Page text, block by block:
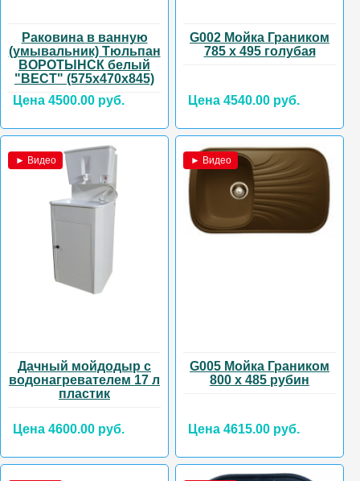
Раковина в ванную
(умывальник) Тюльпан
ВОРОТЫНСК белый
"ВЕСТ" (575х470х845)
Цена 4500.00 руб.
G002 Мойка Граником
785 х 495 голубая
Цена 4540.00 руб.
► Видео
Дачный мойдодыр с
водонагревателем 17 л
пластик
Цена 4600.00 руб.
► Видео
G005 Мойка Граником
800 х 485 рубин
Цена 4615.00 руб.